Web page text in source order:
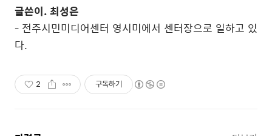
글쓴이. 최성은
- 전주시민미디어센터 영시미에서 센터장으로 일하고 있
다.
2 구독하기